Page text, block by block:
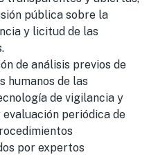
pública sobre la
y licitud de las
de análisis previos de
humanos de las
de vigilancia y
periódica de
por expertos